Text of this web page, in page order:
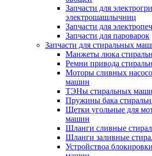
Запчасти для
электрошашлычниц
Запчасти для
Запчасти для пароварок
Запчасти для стиральных
Манжеты люка
Ремни привода
Моторы сливных
машин
ТЭНы стиральных
Пружины бака
Щетки угольные для
машин
Шланги сливные
Шланги заливные
Устройствоа